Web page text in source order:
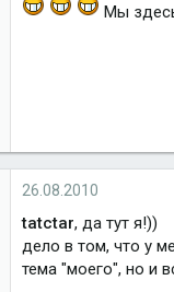
Мы
26.08.2010
tatctar, да тут я!))
дело в том, что у
тема "моего", но и